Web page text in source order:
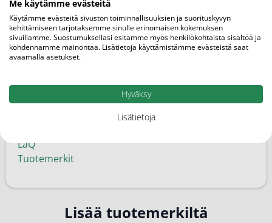
Mies
Ominaisuudet
Vegaaninen
Miesten ihonhoito ja parranajo
Ihon hyvinvointi ja kauneus
LaQ
Tuotemerkit
Lisää tuotemerkiltä
Me käytämme evästeitä
Käytämme evästeitä sivuston toiminnallisuuksien ja suorituskyvyn
kehittämiseen tarjotaksemme sinulle erinomaisen kokemuksen
sivuillamme. Suostumuksellasi esitämme myös henkilökohtaista sisältöä ja
kohdennamme mainontaa. Lisätietoja käyttämistämme evästeistä saat
avaamalla asetukset.
Hyväksy
Lisätietoja